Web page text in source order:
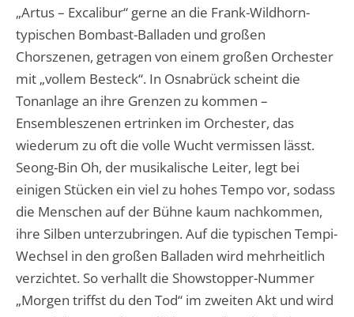
„Artus – Excalibur“ gerne an die Frank-Wildhorn-
typischen Bombast-Balladen und großen
Chorszenen, getragen von einem großen Orchester
mit „vollem Besteck“. In Osnabrück scheint die
Tonanlage an ihre Grenzen zu kommen –
Ensembleszenen ertrinken im Orchester, das
wiederum zu oft die volle Wucht vermissen lässt.
Seong-Bin Oh, der musikalische Leiter, legt bei
einigen Stücken ein viel zu hohes Tempo vor, sodass
die Menschen auf der Bühne kaum nachkommen,
ihre Silben unterzubringen. Auf die typischen Tempi-
Wechsel in den großen Balladen wird mehrheitlich
verzichtet. So verhallt die Showstopper-Nummer
„Morgen triffst du den Tod“ im zweiten Akt und wird